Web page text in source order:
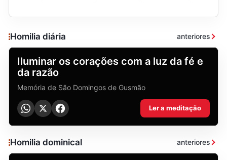
Homilia diária anteriores
HOMILIA DIÁRIA
Iluminar os corações com a luz da fé e
da razão
Memória de São Domingos de Gusmão
Ler a meditação
Homilia dominical anteriores